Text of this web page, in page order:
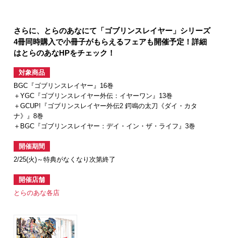
さらに、とらのあなにて「ゴブリンスレイヤー」シリーズ
4冊同時購入で小冊子がもらえるフェアも開催予定！詳細
はとらのあなHPをチェック！
対象商品
BGC『ゴブリンスレイヤー』16巻
＋YGC『ゴブリンスレイヤー外伝：イヤーワン』13巻
＋GCUP!『ゴブリンスレイヤー外伝2 鍔鳴の太刀《ダイ・カタ
ナ》』8巻
＋BGC『ゴブリンスレイヤー：デイ・イン・ザ・ライフ』3巻
開催期間
2/25(火)～特典がなくなり次第終了
開催店舗
とらのあな各店